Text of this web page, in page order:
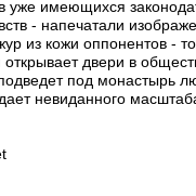
уже имеющихся
- напечатали
из кожи оппонентов -
открывает двери в
под монастырь
невиданного